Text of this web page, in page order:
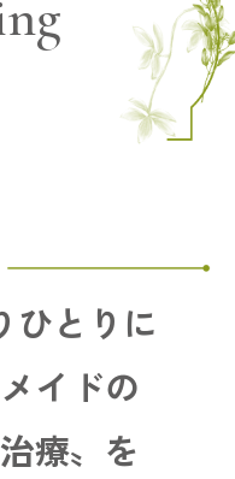
ひとりに
イドの
療〟を